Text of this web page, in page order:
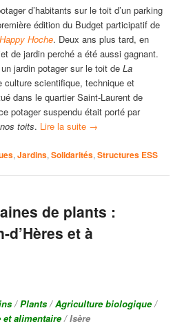
d’habitants sur le toit d’un parking
édition du Budget participatif de
Hoche. Deux ans plus tard, en
de jardin perché a été aussi gagnant.
un jardin potager sur le toit deLa
culture scientifique, technique et
dans le quartier Saint-Laurent de
potager suspendu était porté par
toits. Lire la suite →
,Jardins,Solidarités,Structures ESS
de plants :
d’Hères et à
/ Plants / Agriculture biologique /
alimentaire / Isère